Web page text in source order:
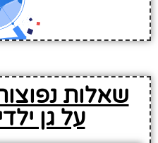
שאלות
על גן